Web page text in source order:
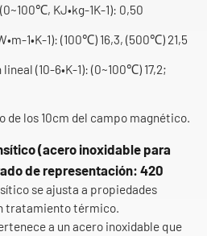
KJ•kg-1K-1): 0,50
1•K-1): (100℃) 16,3, (500℃) 21,5
(10-6•K-1): (0~100℃) 17,2;
de los 10cm del campo magnético.
(acero inoxidable para
de representación: 420
se ajusta a propiedades
tratamiento térmico.
a un acero inoxidable que